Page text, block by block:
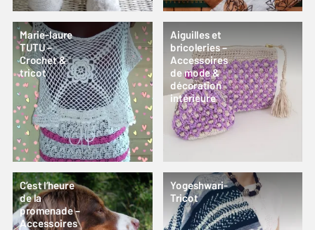
Marie-laure
TUTU –
Crochet &
tricot
Aiguilles et
bricoleries –
Accessoires
de mode &
décoration
intérieure
C’est l’heure
de la
promenade –
Accessoires
Yogeshwari-
Tricot